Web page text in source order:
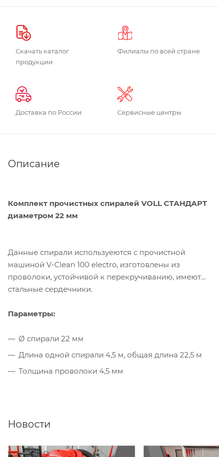
Скачать каталог
продукции
Филиалы по всей стране
Доставка по России Сервисные центры
Описание
Комплект прочистных спиралей VOLL СТАНДАРТ
диаметром 22 мм
Данные спирали используеются с прочистной
машиной V-Clean 100 electro, изготовлены из
проволоки, устойчивой к перекручиванию, имеют
стальные сердечники.
Параметры:
Ø спирали 22 мм
Длина одной спирали 4,5 м, общая длина 22,5 м
Толщина проволоки 4,5 мм
Новости